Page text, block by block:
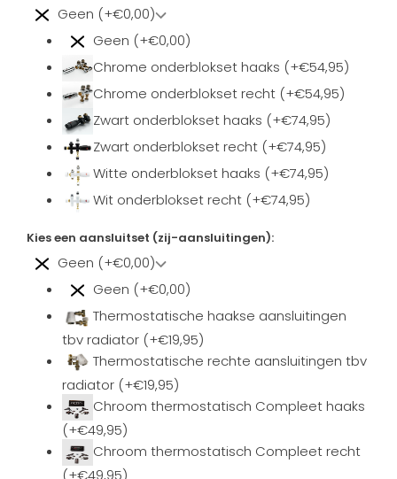
Geen (+€0,00)
Geen (+€0,00)
Chrome onderblokset haaks (+€54,95)
Chrome onderblokset recht (+€54,95)
Zwart onderblokset haaks (+€74,95)
Zwart onderblokset recht (+€74,95)
Witte onderblokset haaks (+€74,95)
Wit onderblokset recht (+€74,95)
Kies een aansluitset (zij-aansluitingen):
Geen (+€0,00)
Geen (+€0,00)
Thermostatische haakse aansluitingen
tbv radiator (+€19,95)
Thermostatische rechte aansluitingen tbv
radiator (+€19,95)
Chroom thermostatisch Compleet haaks
(+€49,95)
Chroom thermostatisch Compleet recht
(+€49,95)